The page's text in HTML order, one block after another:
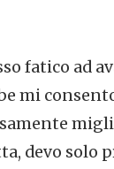
fatico ad
mi
devo solo